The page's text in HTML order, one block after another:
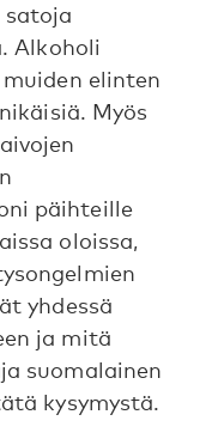
satoja
Alkoholi
elinten
Myös
päihteille
oloissa,
yhdessä
ja mitä
suomalainen
kysymystä.